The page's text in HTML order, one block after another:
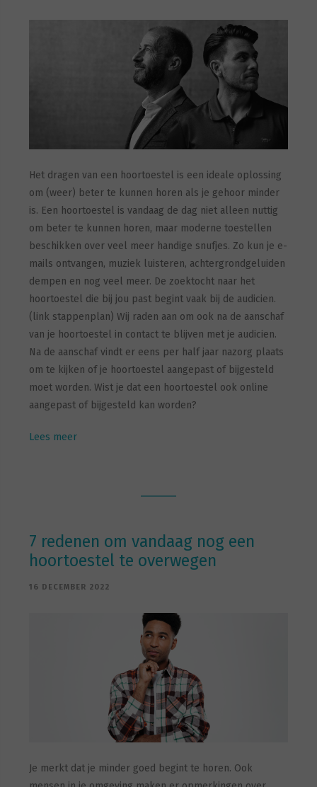
Het dragen van een hoortoestel is een ideale oplossing
om (weer) beter te kunnen horen als je gehoor minder
is. Een hoortoestel is vandaag de dag niet alleen nuttig
om beter te kunnen horen, maar moderne toestellen
beschikken over veel meer handige snufjes. Zo kun je e-
mails ontvangen, muziek luisteren, achtergrondgeluiden
dempen en nog veel meer. De zoektocht naar het
hoortoestel die bij jou past begint vaak bij de audicien.
(link stappenplan) Wij raden aan om ook na de aanschaf
van je hoortoestel in contact te blijven met je audicien.
Na de aanschaf vindt er eens per half jaar nazorg plaats
om te kijken of je hoortoestel aangepast of bijgesteld
moet worden. Wist je dat een hoortoestel ook online
aangepast of bijgesteld kan worden?
Lees meer
7 redenen om vandaag nog een
hoortoestel te overwegen
16 DECEMBER 2022
Je merkt dat je minder goed begint te horen. Ook